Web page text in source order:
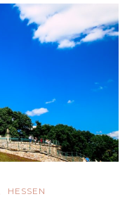
Dom
Brücke
HESSEN